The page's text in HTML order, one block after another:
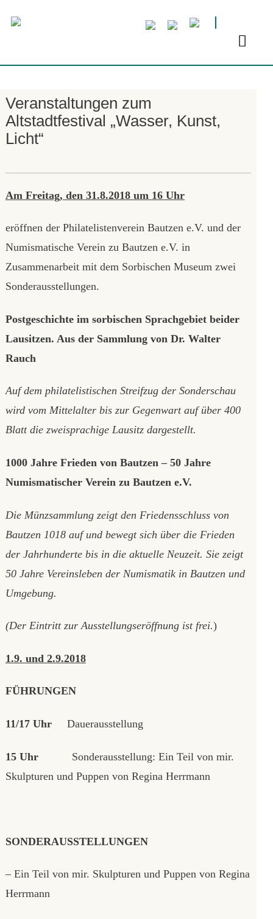
Veranstaltungen zum
Altstadtfestival „Wasser, Kunst,
Licht“
Am Freitag, den 31.8.2018 um 16 Uhr
eröffnen der Philatelistenverein Bautzen e.V. und der
Numismatische Verein zu Bautzen e.V. in
Zusammenarbeit mit dem Sorbischen Museum zwei
Sonderausstellungen.
Postgeschichte im sorbischen Sprachgebiet beider
Lausitzen. Aus der Sammlung von Dr. Walter
Rauch
Auf dem philatelistischen Streifzug der Sonderschau
wird vom Mittelalter bis zur Gegenwart auf über 400
Blatt die zweisprachige Lausitz dargestellt.
1000 Jahre Frieden von Bautzen – 50 Jahre
Numismatischer Verein zu Bautzen e.V.
Die Münzsammlung zeigt den Friedensschluss von
Bautzen 1018 auf und bewegt sich über die Frieden
der Jahrhunderte bis in die aktuelle Neuzeit. Sie zeigt
50 Jahre Vereinsleben der Numismatik in Bautzen und
Umgebung.
(Der Eintritt zur Ausstellungseröffnung ist frei.)
1.9. und 2.9.2018
FÜHRUNGEN
11/17 UhrDauerausstellung
15 UhrSonderausstellung: Ein Teil von mir.
Skulpturen und Puppen von Regina Herrmann
SONDERAUSSTELLUNGEN
– Ein Teil von mir. Skulpturen und Puppen von Regina
Herrmann